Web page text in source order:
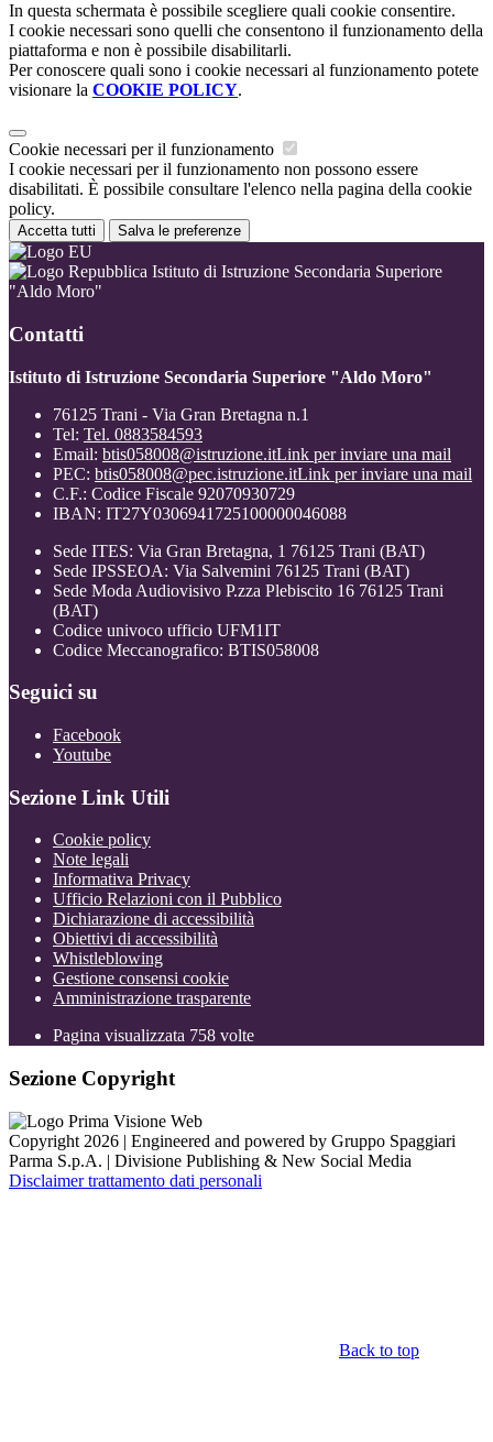
In questa schermata è possibile scegliere quali cookie consentire.
I cookie necessari sono quelli che consentono il funzionamento della
piattaforma e non è possibile disabilitarli.
Per conoscere quali sono i cookie necessari al funzionamento potete
visionare la COOKIE POLICY.
Cookie necessari per il funzionamento
I cookie necessari per il funzionamento non possono essere
disabilitati. È possibile consultare l'elenco nella pagina della cookie
policy.
Accetta tutti Salva le preferenze
Istituto di Istruzione Secondaria Superiore
"Aldo Moro"
Contatti
Istituto di Istruzione Secondaria Superiore "Aldo Moro"
76125 Trani - Via Gran Bretagna n.1
Tel: Tel. 0883584593
Email: btis058008@istruzione.itLink per inviare una mail
PEC: btis058008@pec.istruzione.itLink per inviare una mail
C.F.: Codice Fiscale 92070930729
IBAN: IT27Y0306941725100000046088
Sede ITES: Via Gran Bretagna, 1 76125 Trani (BAT)
Sede IPSSEOA: Via Salvemini 76125 Trani (BAT)
Sede Moda Audiovisivo P.zza Plebiscito 16 76125 Trani
(BAT)
Codice univoco ufficio UFM1IT
Codice Meccanografico: BTIS058008
Seguici su
Facebook
Youtube
Sezione Link Utili
Cookie policy
Note legali
Informativa Privacy
Ufficio Relazioni con il Pubblico
Dichiarazione di accessibilità
Obiettivi di accessibilità
Whistleblowing
Gestione consensi cookie
Amministrazione trasparente
Pagina visualizzata 758 volte
Sezione Copyright
Copyright 2026 | Engineered and powered by Gruppo Spaggiari
Parma S.p.A. | Divisione Publishing & New Social Media
Disclaimer trattamento dati personali
Back to top